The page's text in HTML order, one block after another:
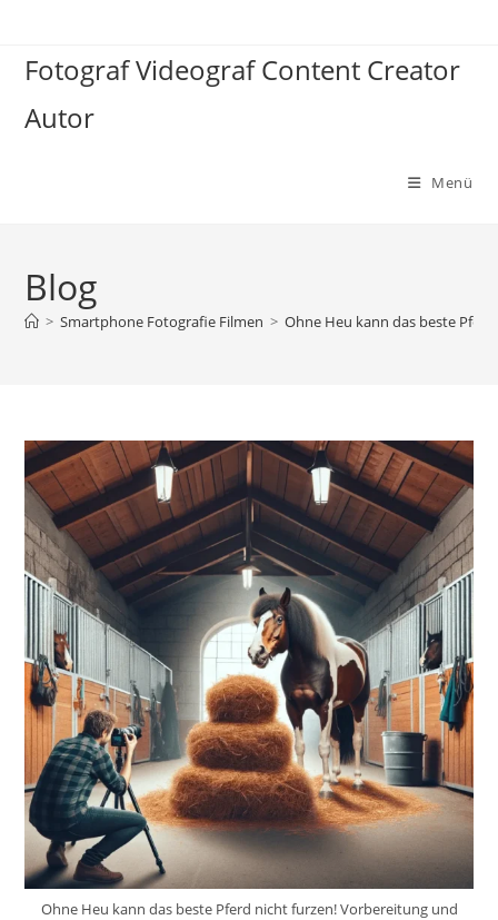
springen
Fotograf Videograf Content Creator
Autor
Menü
Blog
> Smartphone Fotografie Filmen > Ohne Heu kann das beste
Ohne Heu kann das beste Pferd nicht furzen! Vorbereitung und